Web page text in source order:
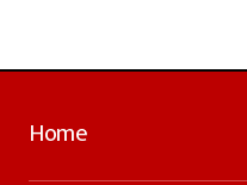
Home